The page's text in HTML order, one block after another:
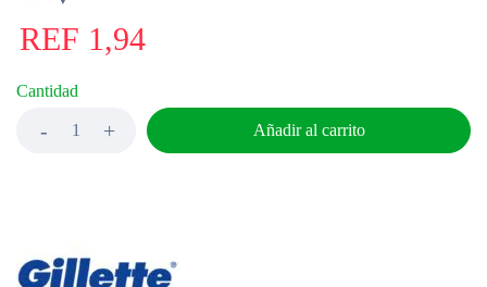
REF 1,94
Cantidad
Añadir al carrito